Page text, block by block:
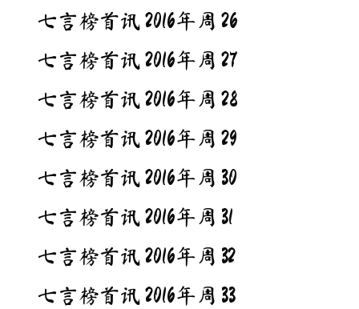
七言榜首讯 2016年周 26
七言榜首讯 2016年周 27
七言榜首讯 2016年周 28
七言榜首讯 2016年周 29
七言榜首讯 2016年周 30
七言榜首讯 2016年周 31
七言榜首讯 2016年周 32
七言榜首讯 2016年周 33